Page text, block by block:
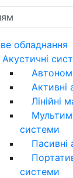
обладнання
Акустичні
Активні
Лінійні
системи
Пасивні
системи